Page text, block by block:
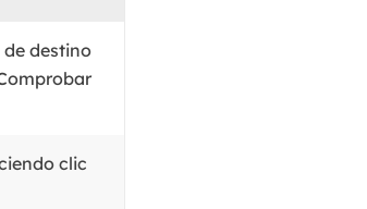
de tonos de llamada.
de destino
clic